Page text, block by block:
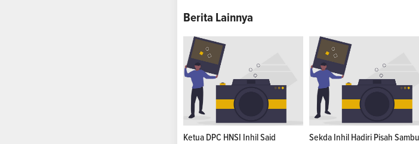
Berita Lainnya
Ketua DPC HNSI Inhil Said
Sekda Inhil Hadiri Pisah